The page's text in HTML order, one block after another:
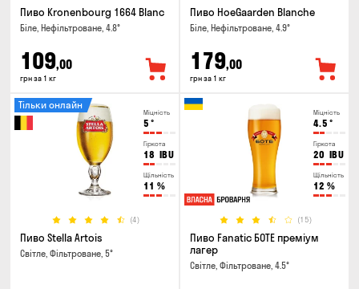
Пиво Kronenbourg 1664 Blanc
Біле, Нефільтроване, 4.8°
109,00
грн за 1 кг
Пиво HoeGaarden Blanche
Біле, Нефільтроване, 4.9°
179,00
грн за 1 кг
Міцність
5 °
Гіркота
18 IBU
Щільність
11 %
(4)
Тільки онлайн
Пиво Stella Artois
Світле, Фільтроване, 5°
Міцність
4.5 °
Гіркота
20 IBU
Щільність
12 %
(15)
Пиво Fanatic БОТЕ преміум
лагер
Світле, Фільтроване, 4.5°